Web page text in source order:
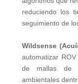
reduciendo los
seguimiento de
Wildsense
automatizar
de mallas de
ambientales